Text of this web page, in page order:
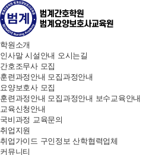
학원소개
인사말 시설안내 오시는길
간호조무사 모집
훈련과정안내 모집과정안내
요양보호사 모집
훈련과정안내 모집과정안내 보수교육안내
교육신청안내
국비과정 교육문의
취업지원
취업가이드 구인정보 산학협력업체
커뮤니티